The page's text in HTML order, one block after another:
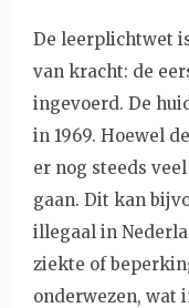
De leerplichtwet
van kracht: de
ingevoerd. De
in 1969. Hoewel
er nog steeds
gaan. Dit kan
illegaal in
ziekte of
onderwezen, wat